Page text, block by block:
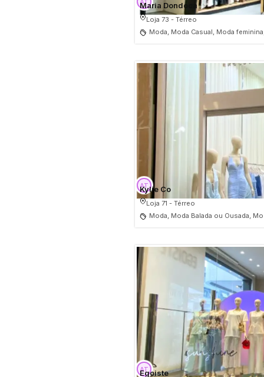
Maria Dondoca
Loja 73 - Térreo
Moda, Moda Casual, Moda
Kylie Co
Loja 71 - Térreo
Moda, Moda Balada ou Ousada,
Egoiste